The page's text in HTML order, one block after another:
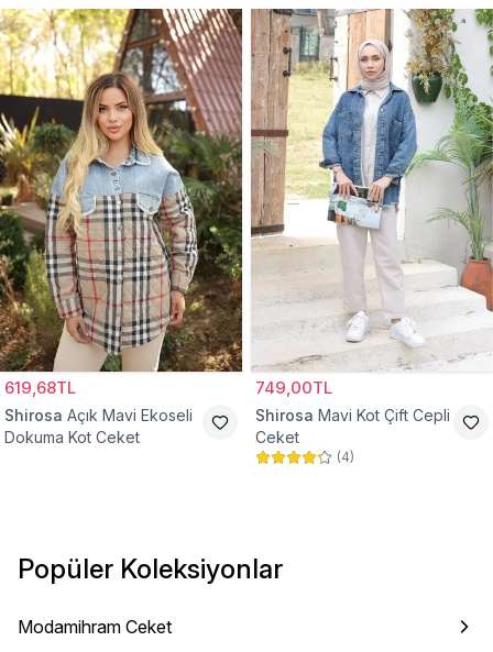
619,68TL
Shirosa Açık Mavi Ekoseli
Dokuma Kot Ceket
749,00TL
Shirosa Mavi Kot Çift Cepli
Ceket
(4)
Popüler Koleksiyonlar
Modamihram Ceket